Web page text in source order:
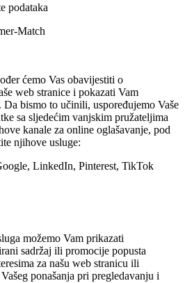
podataka
Match
ćemo Vas obavijestiti o
web stranice i pokazati Vam
Da bismo to učinili, uspoređujemo Vaše
sa sljedećim vanjskim pružateljima
kanale za online oglašavanje, pod
njihove usluge:
LinkedIn, Pinterest, TikTok
možemo Vam prikazati
sadržaj ili promocije popusta
za našu web stranicu ili
ponašanja pri pregledavanju i